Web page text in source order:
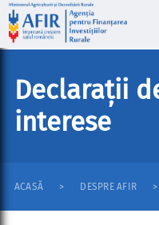
Declarații
interese
ACASĂ DESPRE AFIR